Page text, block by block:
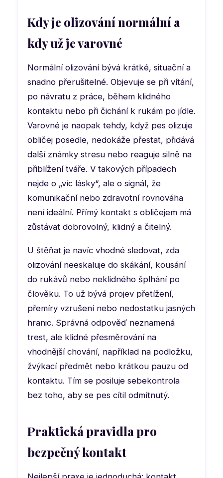
Kdy je olizování normální a
kdy už je varovné
Normální olizování bývá krátké, situační a
snadno přerušitelné. Objevuje se při vítání,
po návratu z práce, během klidného
kontaktu nebo při čichání k rukám po jídle.
Varovné je naopak tehdy, když pes olizuje
obličej posedle, nedokáže přestat, přidává
další známky stresu nebo reaguje silně na
přiblížení tváře. V takových případech
nejde o „víc lásky“, ale o signál, že
komunikační nebo zdravotní rovnováha
není ideální. Přímý kontakt s obličejem má
zůstávat dobrovolný, klidný a čitelný.
U štěňat je navíc vhodné sledovat, zda
olizování neeskaluje do skákání, kousání
do rukávů nebo neklidného šplhání po
člověku. To už bývá projev přetížení,
přemíry vzrušení nebo nedostatku jasných
hranic. Správná odpověď neznamená
trest, ale klidné přesměrování na
vhodnější chování, například na podložku,
žvýkací předmět nebo krátkou pauzu od
kontaktu. Tím se posiluje sebekontrola
bez toho, aby se pes cítil odmítnutý.
Praktická pravidla pro
bezpečný kontakt